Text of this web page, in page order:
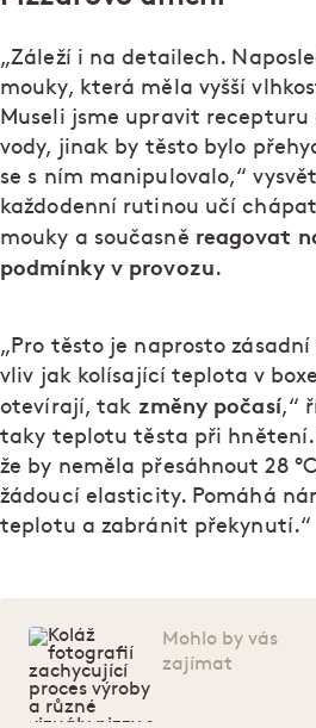
„Záleží i na detailech.
mouky, která měla vyšší
Museli jsme upravit recepturu
vody, jinak by těsto bylo
se s ním manipulovalo,“
každodenní rutinou učí
mouky a současně reagovat
podmínky v provozu.
„Pro těsto je naprosto
vliv jak kolísající teplota v
otevírají, tak změny počasí,“
taky teplotu těsta při hnětení.
že by neměla přesáhnout 28
žádoucí elasticity. Pomáhá
teplotu a zabránit překynutí.“
Mohlo by vás
zajímat